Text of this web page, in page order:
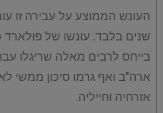
שנים בלבד. עונשו של פולארד
בייחס לרבים מאלה שריגלו
ארה"ב ואף גרמו סיכון ממשי
אזרחיה וחייליה.